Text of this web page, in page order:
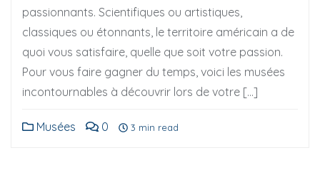
passionnants. Scientifiques ou artistiques,
classiques ou étonnants, le territoire américain a de
quoi vous satisfaire, quelle que soit votre passion.
Pour vous faire gagner du temps, voici les musées
incontournables à découvrir lors de votre […]
Musées 0 3 min read